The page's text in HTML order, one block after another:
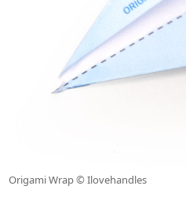
Origami Wrap © Ilovehandles